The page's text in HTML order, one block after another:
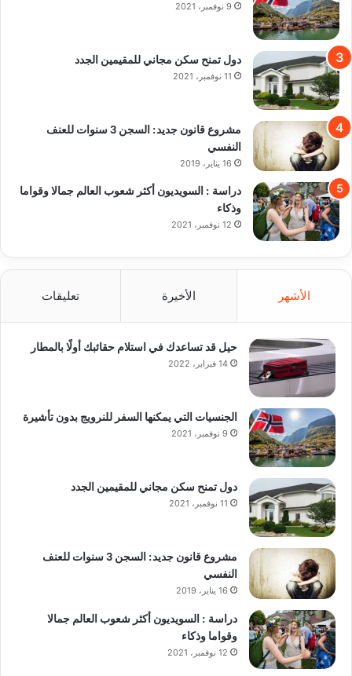
9 نوفمبر، 2021
دول تمنح سكن مجاني للمقيمين الجدد
11 نوفمبر، 2021
مشروع قانون جديد: السجن 3 سنوات للعنف
النفسي
16 يناير، 2019
دراسة : السويديون أكثر شعوب العالم جمالا وقواما
وذكاء
12 نوفمبر، 2021
الأشهر الأخيرة تعليقات
حيل قد تساعدك في استلام حقائبك أولًا بالمطار
14 فبراير، 2022
الجنسيات التي يمكنها السفر للنرويج بدون تأشيرة
9 نوفمبر، 2021
دول تمنح سكن مجاني للمقيمين الجدد
11 نوفمبر، 2021
مشروع قانون جديد: السجن 3 سنوات للعنف
النفسي
16 يناير، 2019
دراسة : السويديون أكثر شعوب العالم جمالا
وقواما وذكاء
12 نوفمبر، 2021